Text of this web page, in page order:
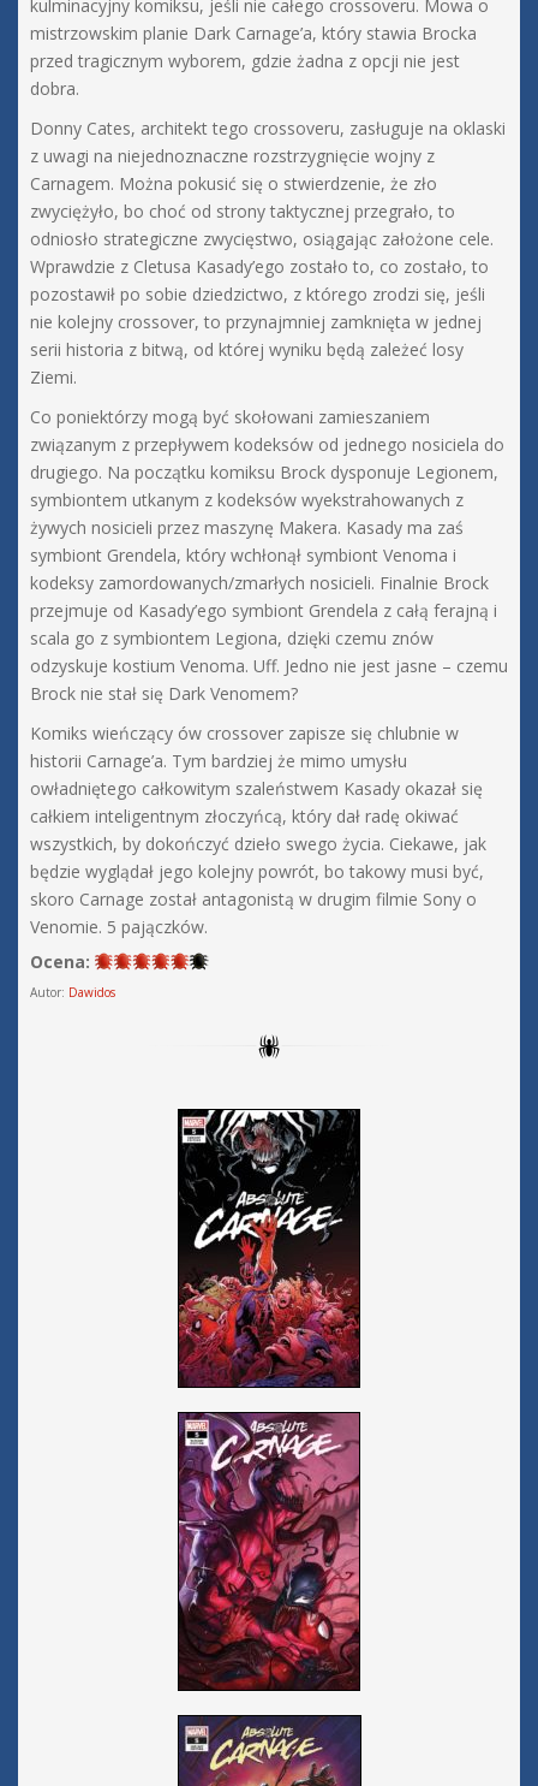
kulminacyjny komiksu, jeśli nie całego crossoveru. Mowa o
mistrzowskim planie Dark Carnage’a, który stawia Brocka
przed tragicznym wyborem, gdzie żadna z opcji nie jest
dobra.
Donny Cates, architekt tego crossoveru, zasługuje na oklaski
z uwagi na niejednoznaczne rozstrzygnięcie wojny z
Carnagem. Można pokusić się o stwierdzenie, że zło
zwyciężyło, bo choć od strony taktycznej przegrało, to
odniosło strategiczne zwycięstwo, osiągając założone cele.
Wprawdzie z Cletusa Kasady’ego zostało to, co zostało, to
pozostawił po sobie dziedzictwo, z którego zrodzi się, jeśli
nie kolejny crossover, to przynajmniej zamknięta w jednej
serii historia z bitwą, od której wyniku będą zależeć losy
Ziemi.
Co poniektórzy mogą być skołowani zamieszaniem
związanym z przepływem kodeksów od jednego nosiciela do
drugiego. Na początku komiksu Brock dysponuje Legionem,
symbiontem utkanym z kodeksów wyekstrahowanych z
żywych nosicieli przez maszynę Makera. Kasady ma zaś
symbiont Grendela, który wchłonął symbiont Venoma i
kodeksy zamordowanych/zmarłych nosicieli. Finalnie Brock
przejmuje od Kasady’ego symbiont Grendela z całą ferajną i
scala go z symbiontem Legiona, dzięki czemu znów
odzyskuje kostium Venoma. Uff. Jedno nie jest jasne – czemu
Brock nie stał się Dark Venomem?
Komiks wieńczący ów crossover zapisze się chlubnie w
historii Carnage’a. Tym bardziej że mimo umysłu
owładniętego całkowitym szaleństwem Kasady okazał się
całkiem inteligentnym złoczyńcą, który dał radę okiwać
wszystkich, by dokończyć dzieło swego życia. Ciekawe, jak
będzie wyglądał jego kolejny powrót, bo takowy musi być,
skoro Carnage został antagonistą w drugim filmie Sony o
Venomie. 5 pajączków.
Ocena:
Autor: Dawidos